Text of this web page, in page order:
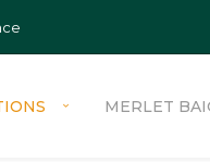
MERLET